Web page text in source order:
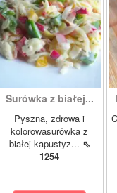
Surówka z białej...
Pyszna, zdrowa i
kolorowasurówka z
białej kapustyz... ⇖
1254